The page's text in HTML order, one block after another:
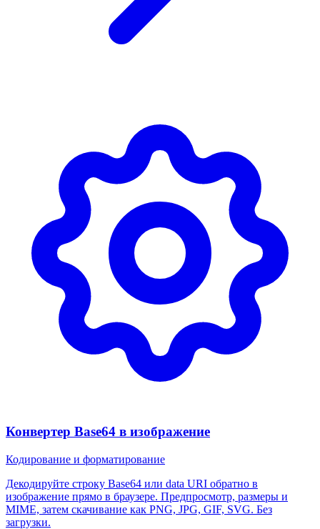
Конвертер Base64 в изображение
Кодирование и форматирование
Декодируйте строку Base64 или data URI обратно в
изображение прямо в браузере. Предпросмотр, размеры и
MIME, затем скачивание как PNG, JPG, GIF, SVG. Без
загрузки.